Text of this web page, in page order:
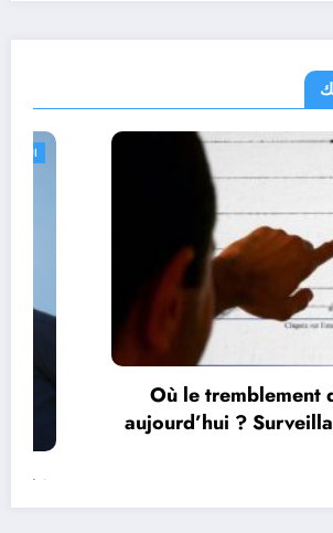
Où le tremblement de terre
aujourd’hui ? Surveillance
de terre